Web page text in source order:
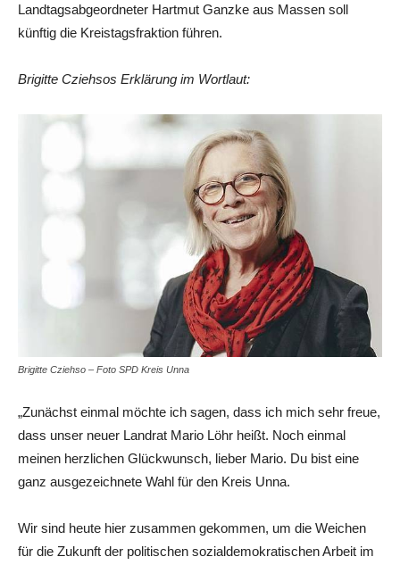
Landtagsabgeordneter Hartmut Ganzke aus Massen soll
künftig die Kreistagsfraktion führen.
Brigitte Cziehsos Erklärung im Wortlaut:
Brigitte Cziehso – Foto SPD Kreis Unna
„Zunächst einmal möchte ich sagen, dass ich mich sehr freue,
dass unser neuer Landrat Mario Löhr heißt. Noch einmal
meinen herzlichen Glückwunsch, lieber Mario. Du bist eine
ganz ausgezeichnete Wahl für den Kreis Unna.
Wir sind heute hier zusammen gekommen, um die Weichen
für die Zukunft der politischen sozialdemokratischen Arbeit im